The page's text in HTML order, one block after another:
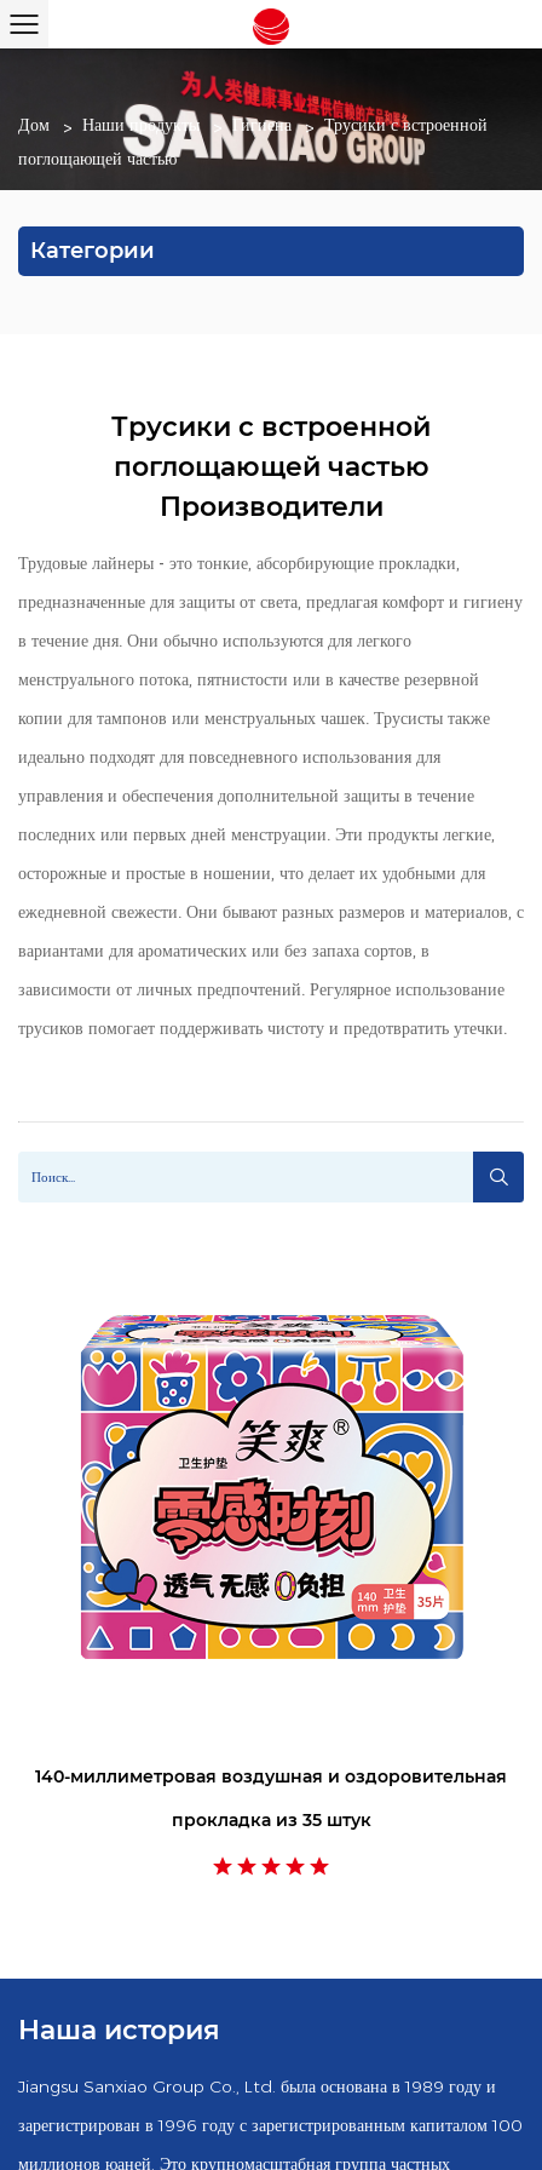
Дом / Наши продукты / Гигиена / Трусики с встроенной
поглощающей частью
Категории
Трусики с встроенной
поглощающей частью
Производители
Трудовые лайнеры - это тонкие, абсорбирующие прокладки,
предназначенные для защиты от света, предлагая комфорт и гигиену
в течение дня. Они обычно используются для легкого
менструального потока, пятнистости или в качестве резервной
копии для тампонов или менструальных чашек. Трусисты также
идеально подходят для повседневного использования для
управления и обеспечения дополнительной защиты в течение
последних или первых дней менструации. Эти продукты легкие,
осторожные и простые в ношении, что делает их удобными для
ежедневной свежести. Они бывают разных размеров и материалов, с
вариантами для ароматических или без запаха сортов, в
зависимости от личных предпочтений. Регулярное использование
трусиков помогает поддерживать чистоту и предотвратить утечки.
140-миллиметровая воздушная и оздоровительная
прокладка из 35 штук
Наша история
Jiangsu Sanxiao Group Co., Ltd. была основана в 1989 году и
зарегистрирован в 1996 году с зарегистрированным капиталом 100
миллионов юаней. Это крупномасштабная группа частных